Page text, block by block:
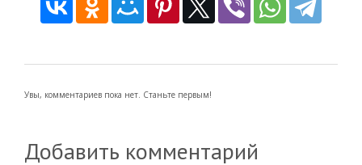
Увы, комментариев пока нет. Станьте первым!
Добавить комментарий